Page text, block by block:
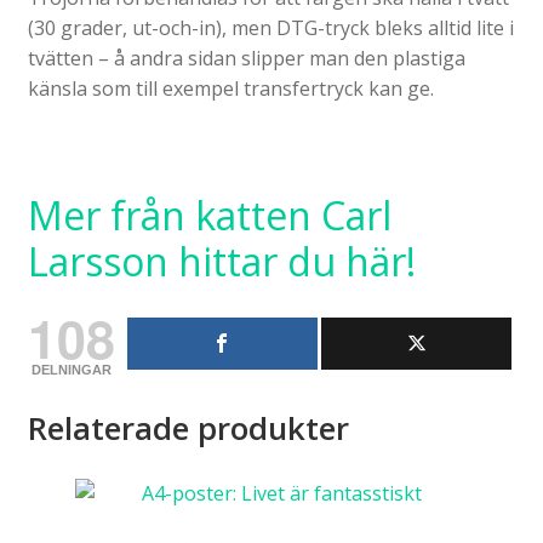
(30 grader, ut-och-in), men DTG-tryck bleks alltid lite i
tvätten – å andra sidan slipper man den plastiga
känsla som till exempel transfertryck kan ge.
Mer från katten Carl
Larsson hittar du här!
108
DELNINGAR
Relaterade produkter